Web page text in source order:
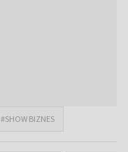
#SHOW BIZNES